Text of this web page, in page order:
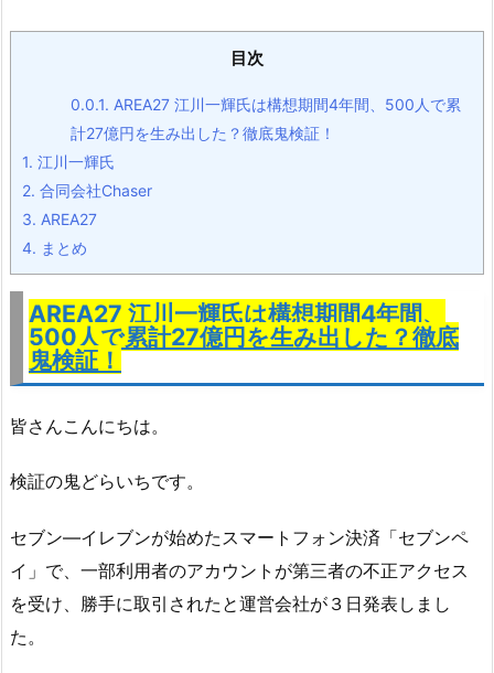
目次
0.0.1. AREA27 江川一輝氏は構想期間4年間、500人で累
計27億円を生み出した？徹底鬼検証！
1. 江川一輝氏
2. 合同会社Chaser
3. AREA27
4. まとめ
AREA27 江川一輝氏は構想期間4年間、
500人で累計27億円を生み出した？徹底
鬼検証！
皆さんこんにちは。
検証の鬼どらいちです。
セブン―イレブンが始めたスマートフォン決済「セブンペ
イ」で、一部利用者のアカウントが第三者の不正アクセス
を受け、勝手に取引されたと運営会社が３日発表しまし
た。